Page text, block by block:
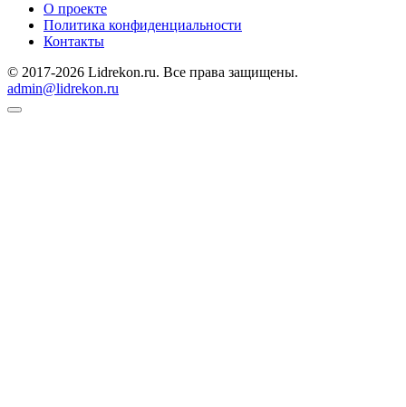
О проекте
Политика конфиденциальности
Контакты
© 2017-2026 Lidrekon.ru. Все права защищены.
admin@lidrekon.ru